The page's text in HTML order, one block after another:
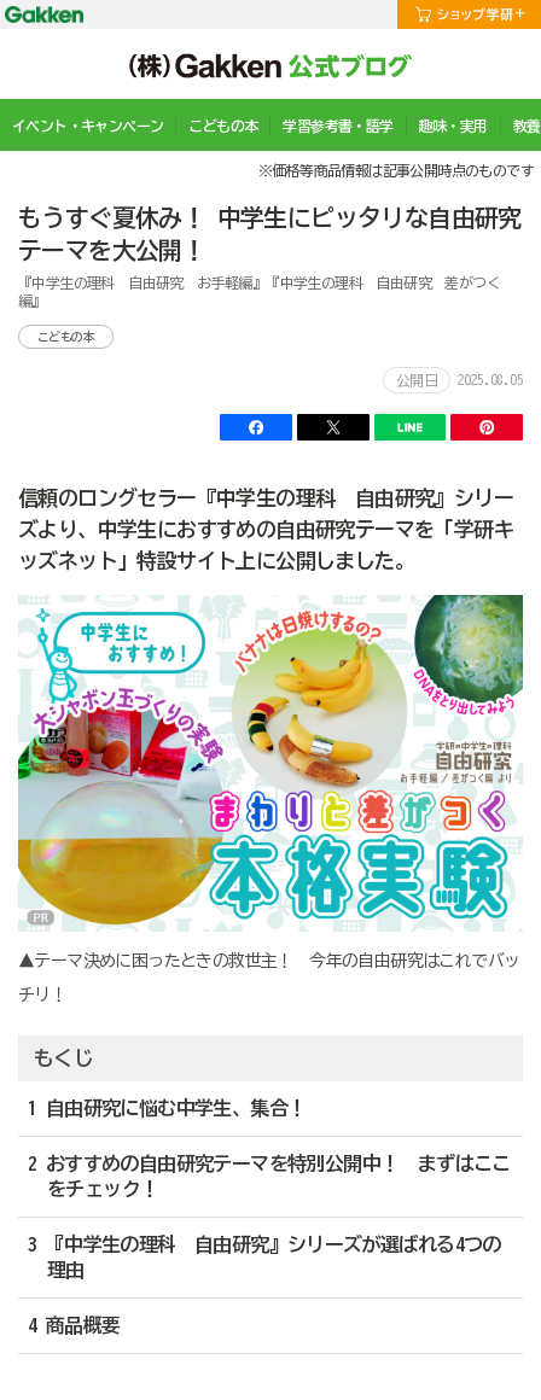
イベント・キャンペーン こどもの本 学習参考書・語学 趣味・実用 教
※価格等商品情報は記事公開時点のものです
もうすぐ夏休み！ 中学生にピッタリな自由研究
テーマを大公開！
『中学生の理科 自由研究 お手軽編』『中学生の理科 自由研究 差がつく
編』
こどもの本
公開日 2025.08.05
信頼のロングセラー『中学生の理科 自由研究』シリー
ズより、中学生におすすめの自由研究テーマを「学研キ
ッズネット」特設サイト上に公開しました。
▲テーマ決めに困ったときの救世主！ 今年の自由研究はこれでバッ
チリ！
もくじ
1 自由研究に悩む中学生、集合！
2 おすすめの自由研究テーマを特別公開中！ まずはここ
をチェック！
3 『中学生の理科 自由研究』シリーズが選ばれる4つの
理由
4 商品概要